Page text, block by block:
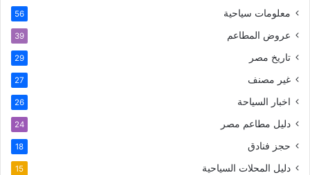
معلومات سياحية 56
عروض المطاعم 39
تاريخ مصر 29
غير مصنف 27
اخبار السياحة 26
دليل مطاعم مصر 24
حجز فنادق 18
دليل المحلات السياحية 15